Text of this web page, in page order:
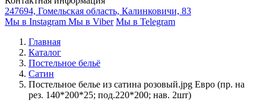
247694, Гомельская область, Калинковичи, 83
Мы в Instagram Мы в Viber Мы в Telegram
Главная
Каталог
Постельное бельё
Сатин
Постельное белье из сатина розовый.jpg Евро (пр. на
рез. 140*200*25; под.220*200; нав. 2шт)